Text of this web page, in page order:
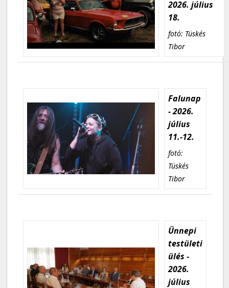
2026. július
18.
fotó: Tüskés
Tibor
Falunap
- 2026.
július
11.-12.
fotó:
Tüskés
Tibor
Ünnepi
testületi
ülés -
2026.
július